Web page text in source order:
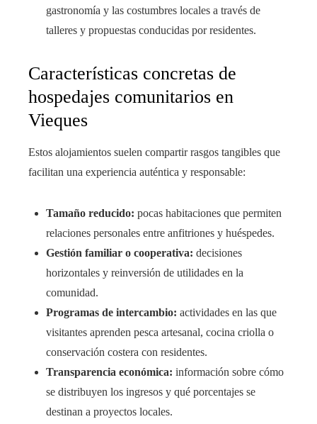
gastronomía y las costumbres locales a través de
talleres y propuestas conducidas por residentes.
Características concretas de
hospedajes comunitarios en
Vieques
Estos alojamientos suelen compartir rasgos tangibles que
facilitan una experiencia auténtica y responsable:
Tamaño reducido: pocas habitaciones que permiten
relaciones personales entre anfitriones y huéspedes.
Gestión familiar o cooperativa: decisiones
horizontales y reinversión de utilidades en la
comunidad.
Programas de intercambio: actividades en las que
visitantes aprenden pesca artesanal, cocina criolla o
conservación costera con residentes.
Transparencia económica: información sobre cómo
se distribuyen los ingresos y qué porcentajes se
destinan a proyectos locales.